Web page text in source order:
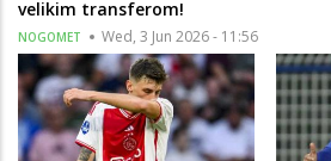
velikim transferom!
NOGOMET Wed, 3 Jun 2026 - 11:56